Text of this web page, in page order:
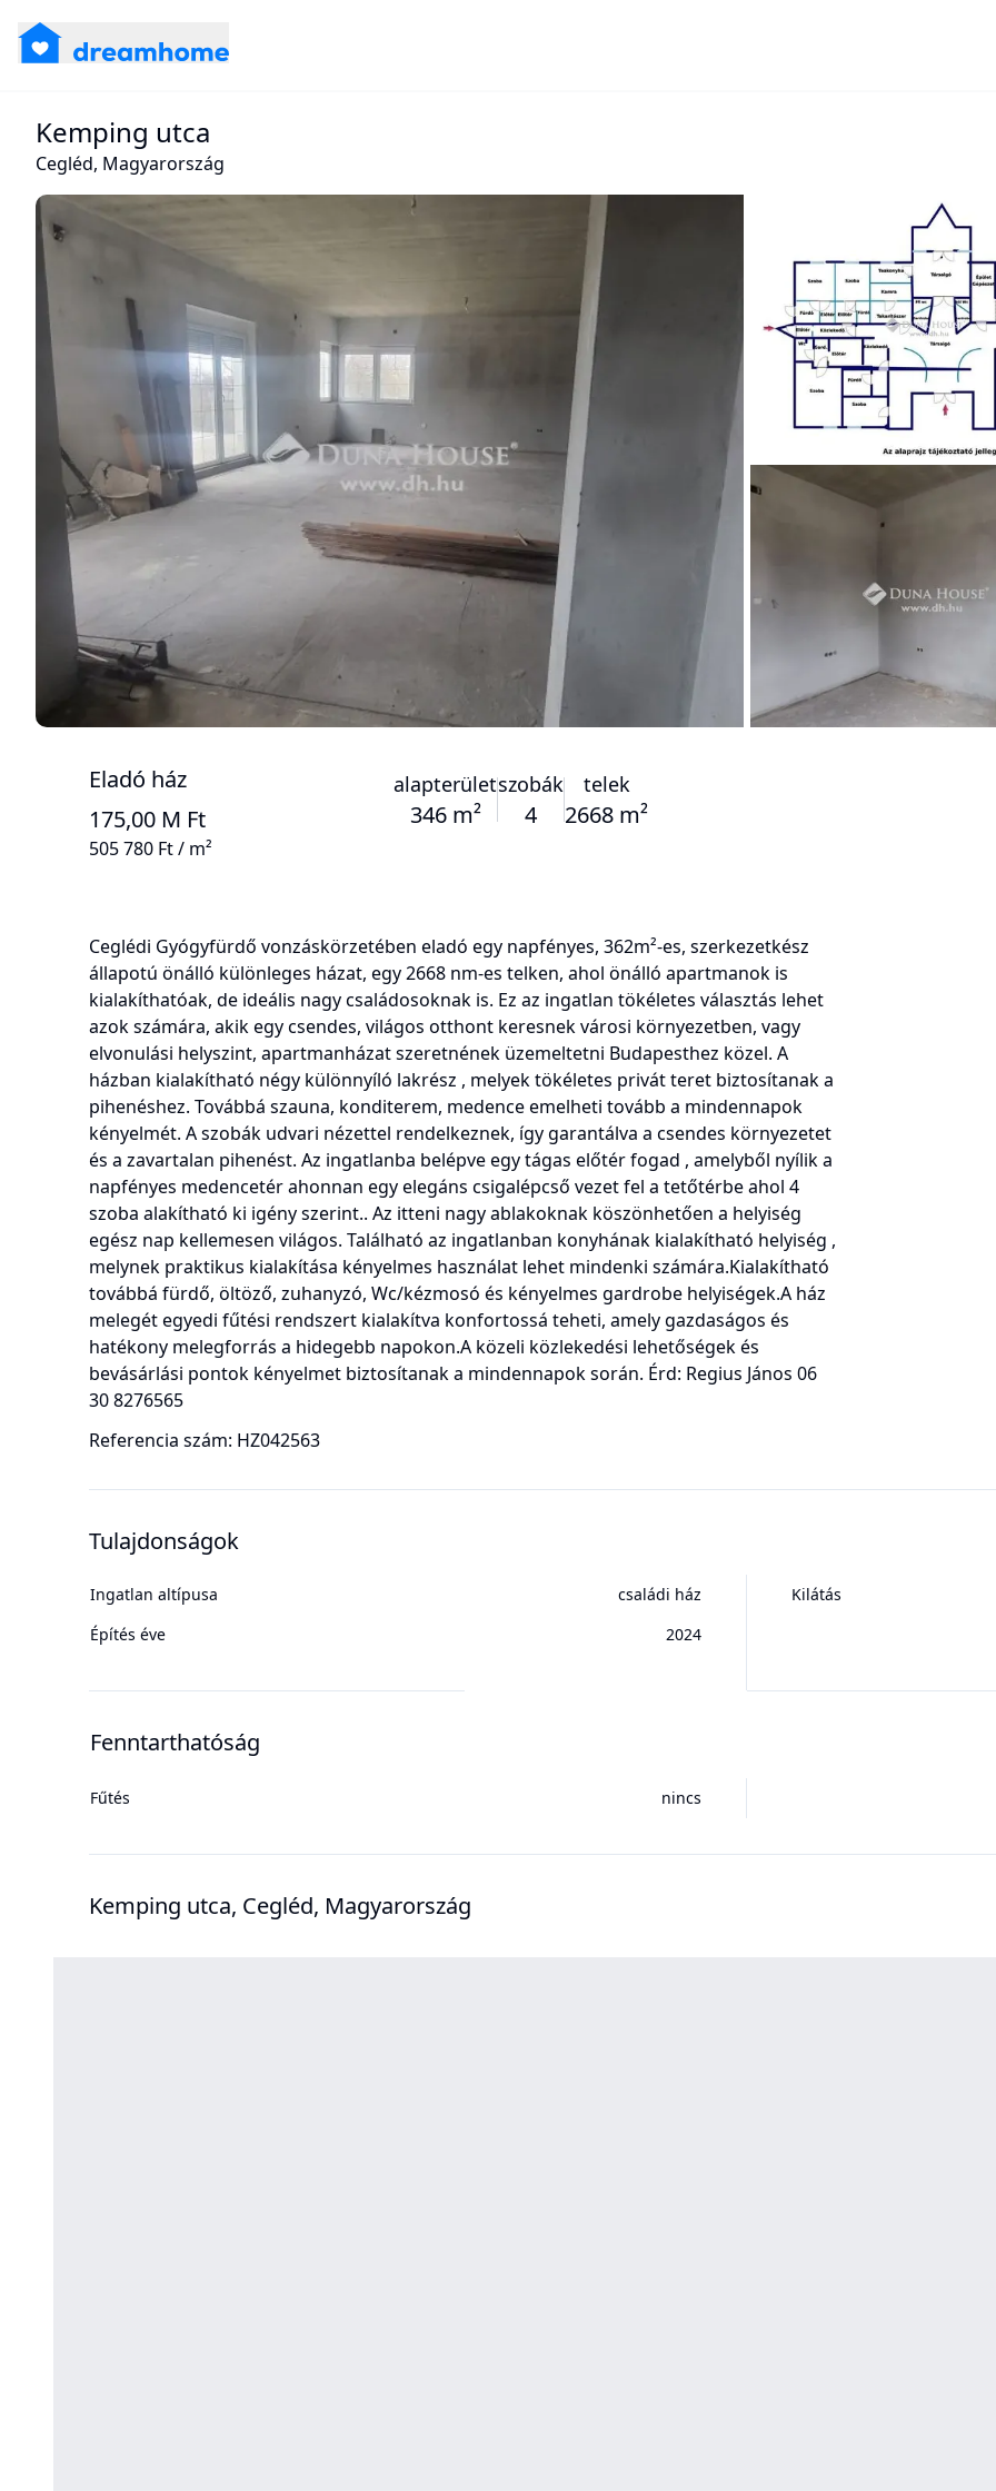
Kemping utca
Cegléd, Magyarország
Eladó ház
175,00 M Ft
alapterület
346 m²
szobák
4
telek
2668 m²
505 780 Ft / m²
Ceglédi Gyógyfürdő vonzáskörzetében eladó egy napfényes, 362m²-es, szerkezetkész
állapotú önálló különleges házat, egy 2668 nm-es telken, ahol önálló apartmanok is
kialakíthatóak, de ideális nagy családosoknak is. Ez az ingatlan tökéletes választás lehet
azok számára, akik egy csendes, világos otthont keresnek városi környezetben, vagy
elvonulási helyszint, apartmanházat szeretnének üzemeltetni Budapesthez közel. A
házban kialakítható négy különnyíló lakrész , melyek tökéletes privát teret biztosítanak a
pihenéshez. Továbbá szauna, konditerem, medence emelheti tovább a mindennapok
kényelmét. A szobák udvari nézettel rendelkeznek, így garantálva a csendes környezetet
és a zavartalan pihenést. Az ingatlanba belépve egy tágas előtér fogad , amelyből nyílik a
napfényes medencetér ahonnan egy elegáns csigalépcső vezet fel a tetőtérbe ahol 4
szoba alakítható ki igény szerint.. Az itteni nagy ablakoknak köszönhetően a helyiség
egész nap kellemesen világos. Található az ingatlanban konyhának kialakítható helyiség ,
melynek praktikus kialakítása kényelmes használat lehet mindenki számára.Kialakítható
továbbá fürdő, öltöző, zuhanyzó, Wc/kézmosó és kényelmes gardrobe helyiségek.A ház
melegét egyedi fűtési rendszert kialakítva konfortossá teheti, amely gazdaságos és
hatékony melegforrás a hidegebb napokon.A közeli közlekedési lehetőségek és
bevásárlási pontok kényelmet biztosítanak a mindennapok során. Érd: Regius János 06
30 8276565
Referencia szám: HZ042563
Tulajdonságok
Ingatlan altípusa
családi ház
Építés éve
2024
Fenntarthatóság
Fűtés nincs
Kilátás
Kemping utca, Cegléd, Magyarország